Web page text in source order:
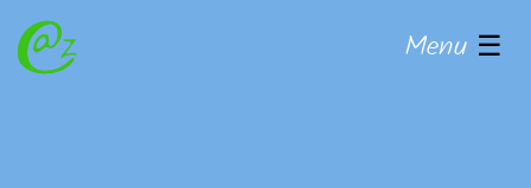
Menu ☰